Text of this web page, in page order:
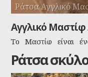
Ράτσα Αγγλικό
Αγγλικό Μαστίφ
Το Μαστίφ είναι
συναντάμε
Μεγάλη Βρετανία.
Ράτσα